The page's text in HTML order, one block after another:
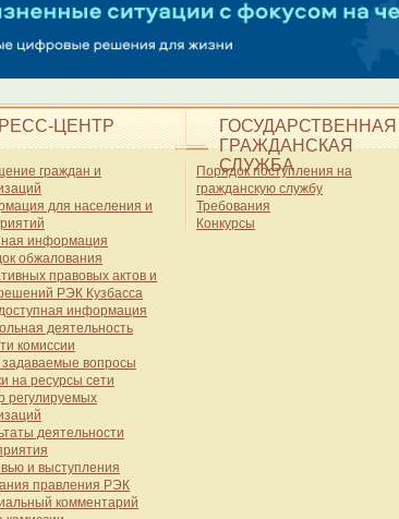
ЦЕНТР
граждан и
для населения и
информация
обжалования
правовых актов и
РЭК Кузбасса
информация
деятельность
комиссии
задаваемые вопросы
на ресурсы сети
регулируемых
деятельности
и выступления
правления РЭК
комментарий
ГОСУДАРСТВЕННАЯ
ГРАЖДАНСКАЯ
СЛУЖБА
Порядок поступления на
гражданскую службу
Требования
Конкурсы